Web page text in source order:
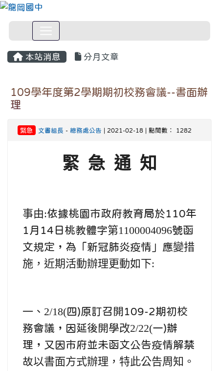
本站消息 分月文章
109學年度第2學期期初校務會議--書面辦
理
緊急 文書組長 - 總務處公告 | 2021-02-18 | 點閱數： 1282
緊 急 通 知
事由:依據桃園市政府教育局於110年
1月14日桃教體字第1100004096號函
文規定，為「新冠肺炎疫情」應變措
施，近期活動辦理更動如下:
一、2/18(四)原訂召開109-2期初校
務會議，因延後開學改2/22(一)辦
理，又因市府並未函文公告疫情解禁
故以書面方式辦理，特此公告周知。